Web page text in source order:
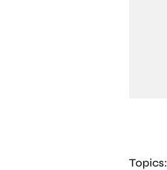
Topics: